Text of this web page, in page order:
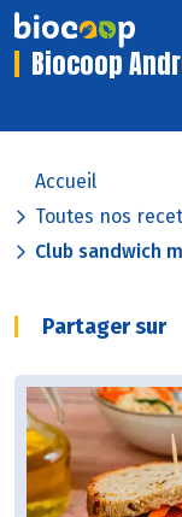
Biocoop
Accueil
Toutes nos
Club sandwich
Partager sur